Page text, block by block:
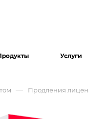
Услуги
— Продления